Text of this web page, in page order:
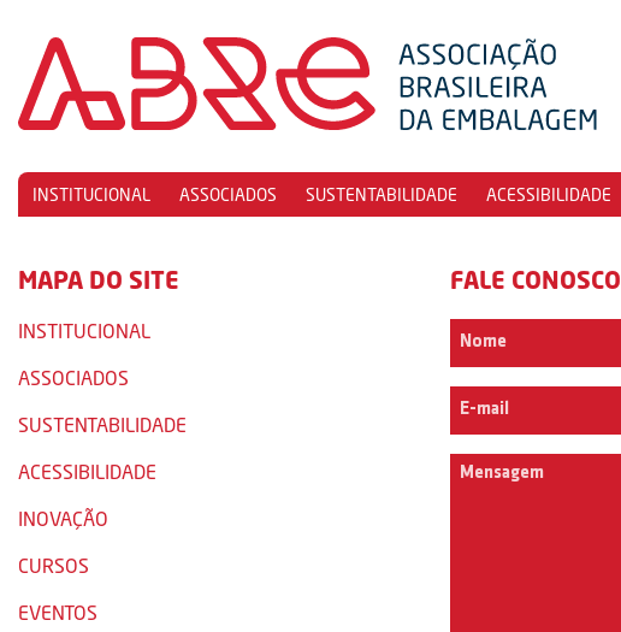
INSTITUCIONAL ASSOCIADOS SUSTENTABILIDADE ACESSIBILIDADE
MAPA DO SITE
INSTITUCIONAL
ASSOCIADOS
SUSTENTABILIDADE
ACESSIBILIDADE
INOVAÇÃO
CURSOS
EVENTOS
FALE CONOSCO